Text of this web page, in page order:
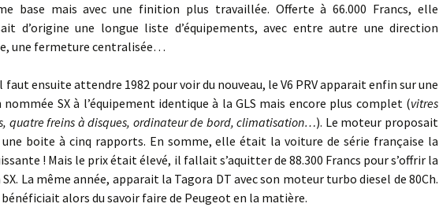
base mais avec une finition plus travaillée. Offerte à 66.000 Francs, elle
d’origine une longue liste d’équipements, avec entre autre une direction
une fermeture centralisée…
ensuite attendre 1982 pour voir du nouveau, le V6 PRV apparait enfin sur une
nommée SX à l’équipement identique à la GLS mais encore plus complet (vitres
quatre freins à disques, ordinateur de bord, climatisation…). Le moteur proposait
une boite à cinq rapports. En somme, elle était la voiture de série française la
! Mais le prix était élevé, il fallait s’aquitter de 88.300 Francs pour s’offrir la
SX. La même année, apparait la Tagora DT avec son moteur turbo diesel de 80Ch.
alors du savoir faire de Peugeot en la matière.